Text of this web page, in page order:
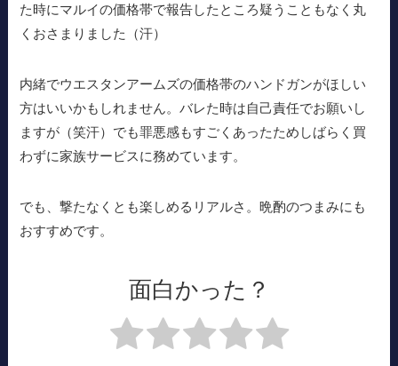
た時にマルイの価格帯で報告したところ疑うこともなく丸
くおさまりました（汗）
内緒でウエスタンアームズの価格帯のハンドガンがほしい
方はいいかもしれません。バレた時は自己責任でお願いし
ますが（笑汗）でも罪悪感もすごくあったためしばらく買
わずに家族サービスに務めています。
でも、撃たなくとも楽しめるリアルさ。晩酌のつまみにも
おすすめです。
面白かった？